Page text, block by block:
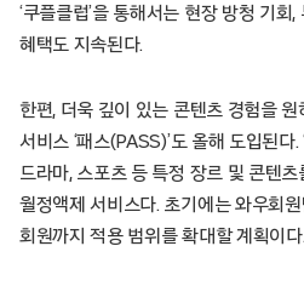
‘쿠플클럽’을 통해서는 현장 방청 기회
혜택도 지속된다.
한편, 더욱 깊이 있는 콘텐츠 경험을
서비스 ‘패스(PASS)’도 올해 도입된다.
드라마, 스포츠 등 특정 장르 및 콘텐
월정액제 서비스다. 초기에는 와우회
회원까지 적용 범위를 확대할 계획이다.